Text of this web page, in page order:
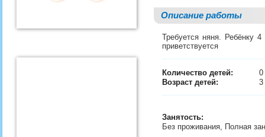
Описание работы
Требуется няня. Ребёнку
приветствуется
Количество детей:
0
Возраст детей:
3
Занятость:
Без проживания, Полная